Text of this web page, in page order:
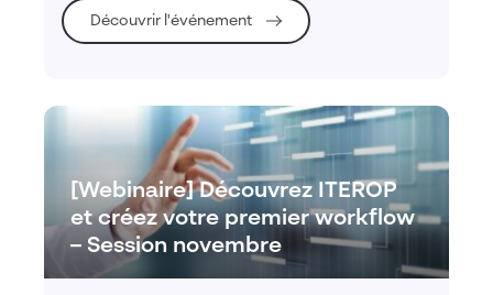
Découvrir l'événement
[Webinaire] Découvrez ITEROP
et créez votre premier workflow
– Session novembre